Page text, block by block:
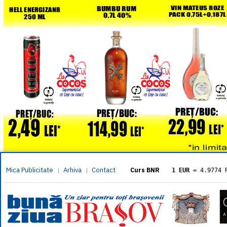
Mica Publicitate | Arhiva | Contact Curs BNR 1 EUR = 4.9774
= 5.8304
1 XAU= 464.4611
1 AED= 1.1933
1 AUD= 2.7957
1 BGN= 2.5449